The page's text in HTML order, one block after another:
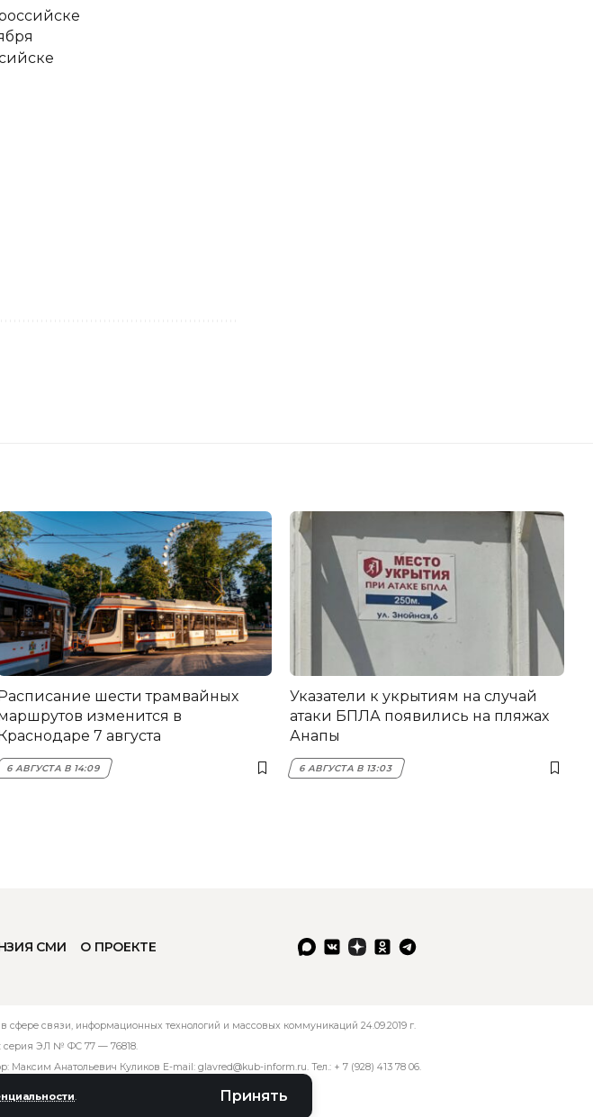
Принять
шести трамвайных
изменится в
7 августа
6 АВГУСТА В 14:09
Указатели к укрытиям на случай
атаки БПЛА появились на пляжах
Анапы
6 АВГУСТА В 13:03
СМИ О ПРОЕКТЕ
связи, информационных технологий и массовых коммуникаций 24.09.2019 г.
серия ЭЛ № ФС 77 — 76818.
Максим Анатольевич Куликов E-mail: glavred@kub-inform.ru. Тел.: + 7 (928) 413 78 06.